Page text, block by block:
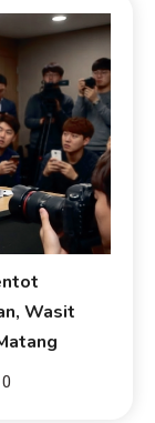
Wasit
0